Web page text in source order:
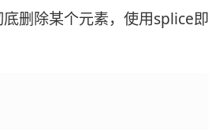
删除某个元素，使用splice即